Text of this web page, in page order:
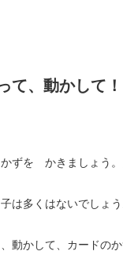
て、動かして！
ずを かきましょう。
は多くはないでしょう
動かして、カードの